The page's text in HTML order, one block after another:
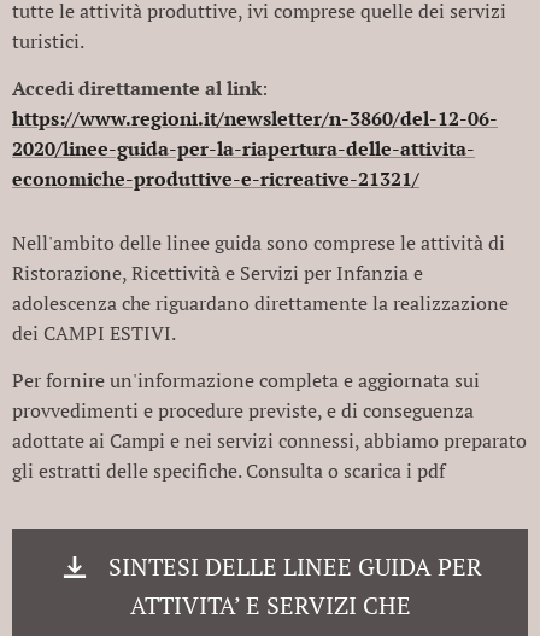
tutte le attività produttive, ivi comprese quelle dei servizi
turistici.
Accedi direttamente al link:
https://www.regioni.it/newsletter/n-3860/del-12-06-
2020/linee-guida-per-la-riapertura-delle-attivita-
economiche-produttive-e-ricreative-21321/
Nell'ambito delle linee guida sono comprese le attività di
Ristorazione, Ricettività e Servizi per Infanzia e
adolescenza che riguardano direttamente la realizzazione
dei CAMPI ESTIVI.
Per fornire un'informazione completa e aggiornata sui
provvedimenti e procedure previste, e di conseguenza
adottate ai Campi e nei servizi connessi, abbiamo preparato
gli estratti delle specifiche. Consulta o scarica i pdf
SINTESI DELLE LINEE GUIDA PER
ATTIVITA’ E SERVIZI CHE